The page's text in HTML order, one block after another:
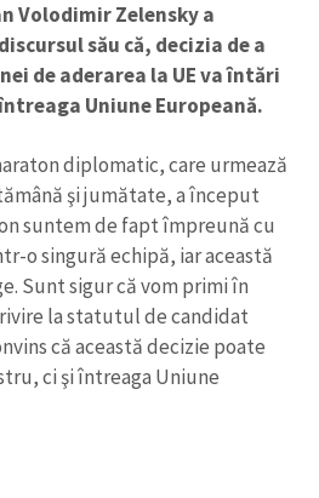
Despre ZdG
на русском
Volodimir Zelensky a
său că, decizia de a
de aderarea la UE va întări
Uniune Europeană.
diplomatic, care urmează
şi jumătate, a început
suntem de fapt împreună cu
o singură echipă, iar această
Sunt sigur că vom primi în
la statutul de candidat
că această decizie poate
ci şi întreaga Uniune